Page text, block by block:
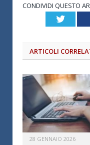
CONDIVIDI QUESTO
ARTICOLI
28 GENNAIO 2026